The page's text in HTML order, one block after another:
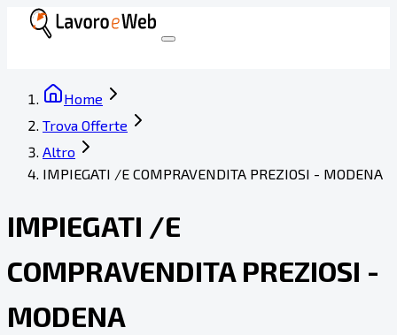
Home
Trova Offerte
Altro
IMPIEGATI /E COMPRAVENDITA PREZIOSI - MODENA
IMPIEGATI /E
COMPRAVENDITA PREZIOSI -
MODENA